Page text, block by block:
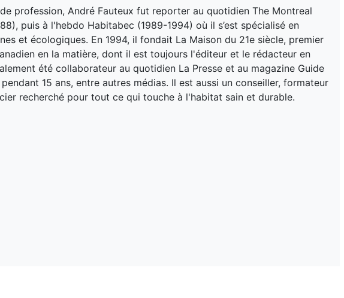
profession, André Fauteux fut reporter au quotidien The Montreal
puis à l'hebdo Habitabec (1989-1994) où il s’est spécialisé en
et écologiques. En 1994, il fondait La Maison du 21e siècle, premier
en la matière, dont il est toujours l'éditeur et le rédacteur en
été collaborateur au quotidien La Presse et au magazine Guide
pendant 15 ans, entre autres médias. Il est aussi un conseiller, formateur
recherché pour tout ce qui touche à l'habitat sain et durable.